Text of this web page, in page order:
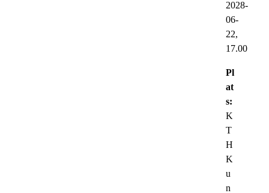
2028-
06-
22,
17.00
Pl
at
s:
K
T
H
K
u
n